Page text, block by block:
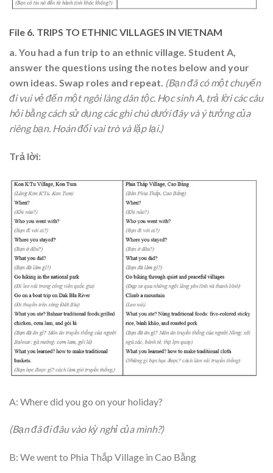
File 6. TRIPS TO ETHNIC VILLAGES IN VIETNAM
a. You had a fun trip to an ethnic village. Student A,
answer the questions using the notes below and your
own ideas. Swap roles and repeat. (Bạn đã có một chuyến
đi vui vẻ đến một ngôi làng dân tộc. Học sinh A, trả lời các câu
hỏi bằng cách sử dụng các ghi chú dưới đây và ý tưởng của
riêng bạn. Hoán đổi vai trò và lặp lại.)
Trả lời:
A: Where did you go on your holiday?
(Bạn đã đi đâu vào kỳ nghỉ của mình?)
B: We went to Phia Thắp Village in Cao Bằng